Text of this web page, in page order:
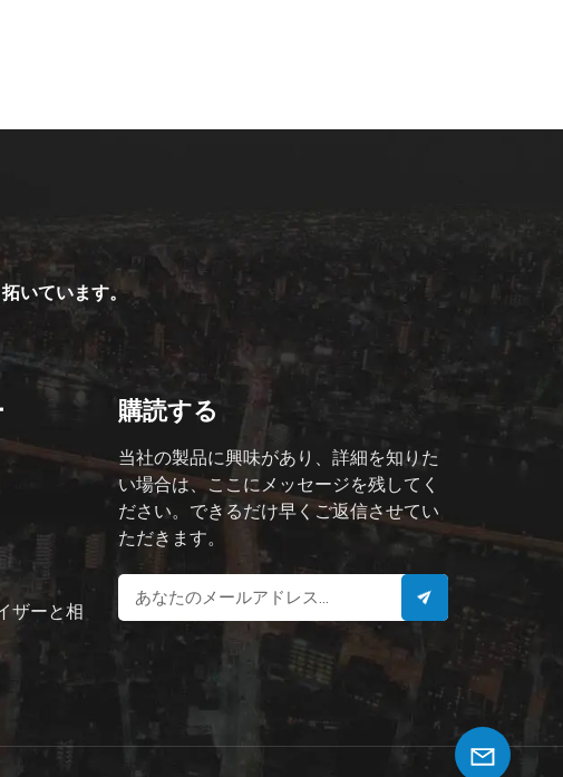
いています。
ザーと相
購読する
当社の製品に興味があり、詳細を知りた
い場合は、ここにメッセージを残してく
ださい。できるだけ早くご返信させてい
ただきます。